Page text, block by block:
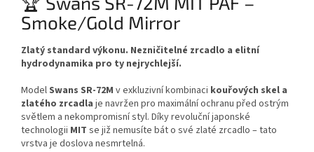
Smoke/Gold Mirror
Zlatý standard výkonu. Nezničitelné zrcadlo a elitní
hydrodynamika pro ty nejrychlejší.
ModelSwans SR-72M v exkluzivní kombinaci kouřových skel a
zlatého zrcadla je navržen pro maximální ochranu před ostrým
světlem a nekompromisní styl. Díky revoluční japonské
technologii MIT se již nemusíte bát o své zlaté zrcadlo – tato
vrstva je doslova nesmrtelná.